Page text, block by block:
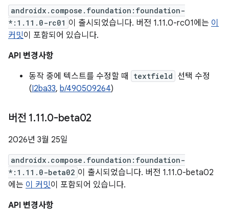
androidx.compose.foundation:foundation-
*:1.11.0-rc01 이 출시되었습니다. 버전 1.11.0-rc01에는 이
커밋이 포함되어 있습니다.
API 변경사항
동작 중에 텍스트를 수정할 때
textfield 선택 수정
(I2ba33, b/490509264)
버전 1.11.0-beta02
2026년 3월 25일
androidx.compose.foundation:foundation-
*:1.11.0-beta02 이 출시되었습니다. 버전 1.11.0-beta02
에는 이 커밋이 포함되어 있습니다.
API 변경사항